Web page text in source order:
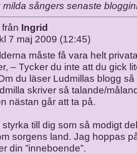
sångers senaste
från Ingrid
7 maj 2009 (12:45)
måste få vara helt
– Tycker du inte att du gick
du läser Ludmillas blogg så
skriver så talande/
nästan går att ta på.
till dig som så modigt
sorgens land. Jag hoppas
din ”inneboende”.